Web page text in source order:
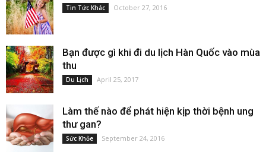
Tin Tức Khác October 27, 2016
Bạn được gì khi đi du lịch Hàn Quốc vào mùa
thu
Du Lịch April 25, 2017
Làm thế nào để phát hiện kịp thời bệnh ung
thư gan?
Sức Khỏe September 24, 2016